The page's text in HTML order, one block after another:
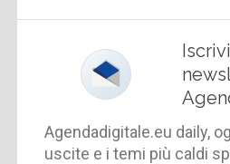
Agendadigitale.eu daily,
uscite e i temi più caldi